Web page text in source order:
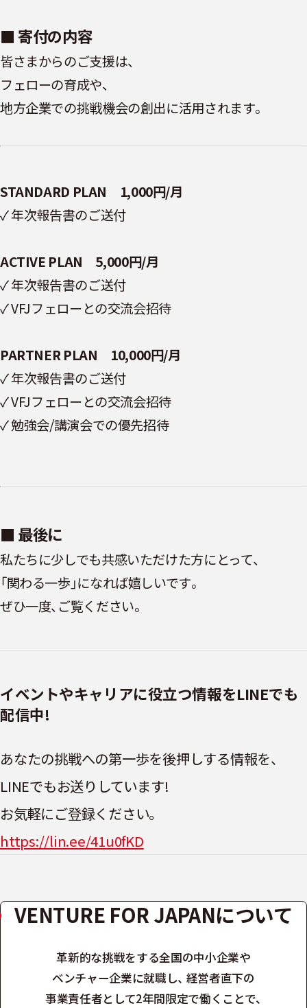
■ 寄付の内容
皆さまからのご支援は、
フェローの育成や、
地方企業での挑戦機会の創出に活用されます。
STANDARD PLAN 1,000円/月
✓ 年次報告書のご送付
ACTIVE PLAN 5,000円/月
✓ 年次報告書のご送付
✓ VFJフェローとの交流会招待
PARTNER PLAN 10,000円/月
✓ 年次報告書のご送付
✓ VFJフェローとの交流会招待
✓ 勉強会/講演会での優先招待
■ 最後に
私たちに少しでも共感いただけた方にとって、
「関わる一歩」になれば嬉しいです。
ぜひ一度、ご覧ください。
イベントやキャリアに役立つ情報をLINEでも
配信中!
あなたの挑戦への第一歩を後押しする情報を、
LINEでもお送りしています!
お気軽にご登録ください。
https://lin.ee/41u0fKD
VENTURE FOR JAPANについて
革新的な挑戦をする全国の中小企業や
ベンチャー企業に就職し、 経営者直下の
事業責任者として2年間限定で働くことで、